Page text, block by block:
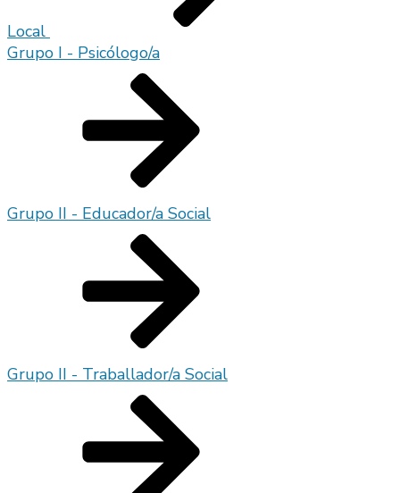
Local
Grupo I - Psicólogo/a
Grupo II - Educador/a Social
Grupo II - Traballador/a Social